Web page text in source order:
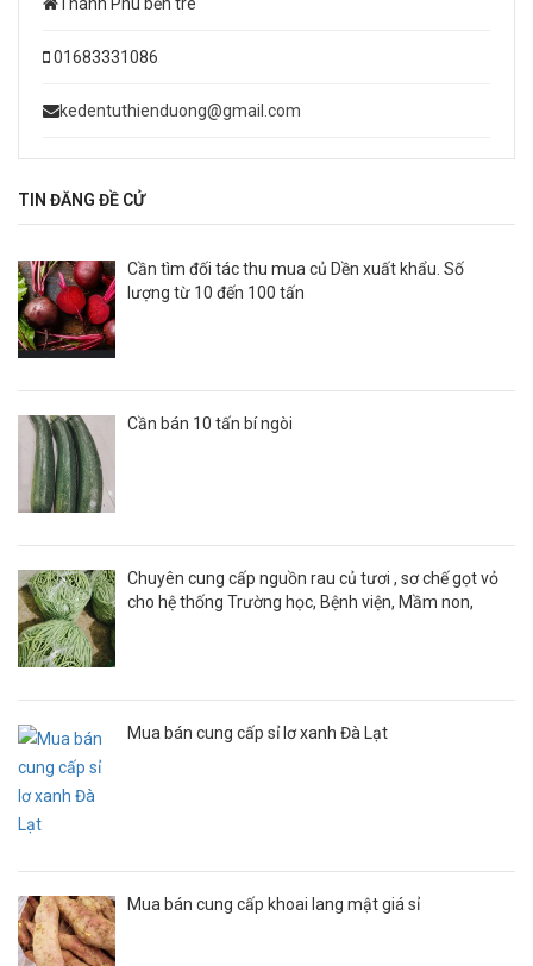
01683331086
kedentuthienduong@gmail.com
TIN ĐĂNG ĐỀ CỬ
Cần tìm đối tác thu mua củ Dền xuất khẩu. Số
lượng từ 10 đến 100 tấn
Cần bán 10 tấn bí ngòi
Chuyên cung cấp nguồn rau củ tươi , sơ chế gọt vỏ
cho hệ thống Trường học, Bệnh viện, Mầm non,
Mua bán cung cấp sỉ lơ xanh Đà Lạt
Mua bán cung cấp khoai lang mật giá sỉ